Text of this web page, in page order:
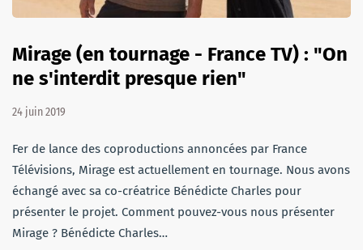
Mirage (en tournage - France TV) : "On
ne s'interdit presque rien"
24 juin 2019
Fer de lance des coproductions annoncées par France
Télévisions, Mirage est actuellement en tournage. Nous avons
échangé avec sa co-créatrice Bénédicte Charles pour
présenter le projet. Comment pouvez-vous nous présenter
Mirage ? Bénédicte Charles…